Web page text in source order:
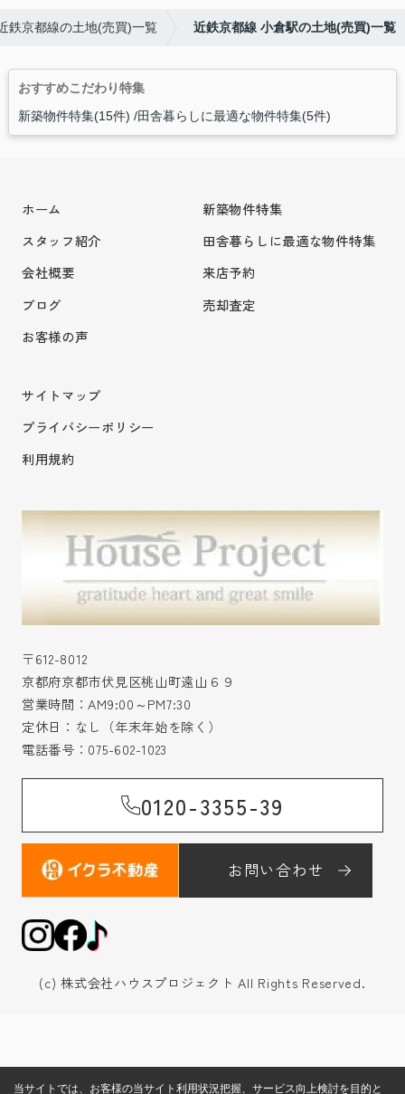
鉄京都線の土地(売買)一覧 近鉄京都線 小倉駅の土地(売買)一覧
おすすめこだわり特集
新築物件特集(15件) 田舎暮らしに最適な物件特集(5件)
ホーム
スタッフ紹介
会社概要
ブログ
お客様の声
新築物件特集
田舎暮らしに最適な物件特集
来店予約
売却査定
サイトマップ
プライバシーポリシー
利用規約
〒612-8012
京都府京都市伏見区桃山町遠山６９
営業時間：AM9:00～PM7:30
定休日：なし（年末年始を除く）
電話番号： 075-602-1023
0120-3355-39
お問い合わせ
(c) 株式会社ハウスプロジェクト All Rights Reserved.
当サイトでは、お客様の当サイト利用状況把握、サービス向上検討を目的と